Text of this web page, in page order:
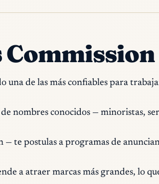
una de las más confiables para
nombres conocidos — minoristas,
— te postulas a programas de
a atraer marcas más grandes, lo